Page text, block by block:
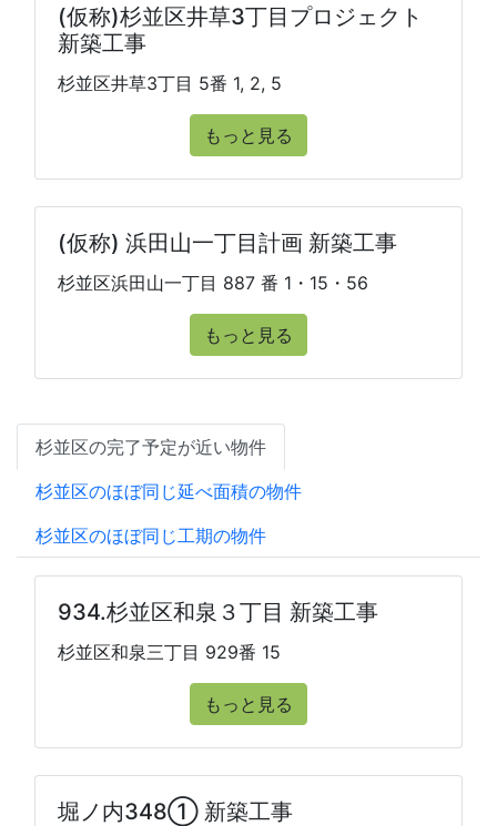
(仮称)杉並区井草3丁目プロジェクト
新築工事
杉並区井草3丁目 5番 1, 2, 5
もっと見る
(仮称) 浜田山一丁目計画 新築工事
杉並区浜田山一丁目 887 番 1・15・56
もっと見る
杉並区の完了予定が近い物件
杉並区のほぼ同じ延べ面積の物件
杉並区のほぼ同じ工期の物件
934.杉並区和泉３丁目 新築工事
杉並区和泉三丁目 929番 15
もっと見る
堀ノ内348① 新築工事